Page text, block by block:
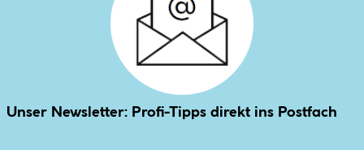
Unser Newsletter: Profi-Tipps direkt ins Postfach